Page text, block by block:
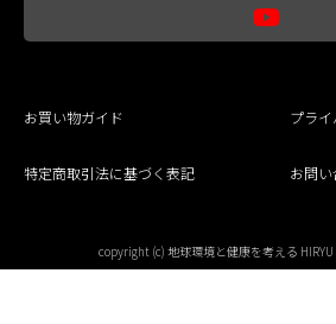
お買い物ガイド プラ
特定商取引法に基づく表記 お問
copyright (c) 地球環境と健康を考える